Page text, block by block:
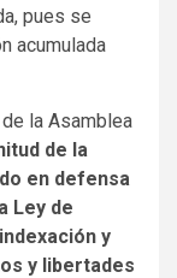
pues se
acumulada
la Asamblea
de la
en defensa
Ley de
y
y libertades